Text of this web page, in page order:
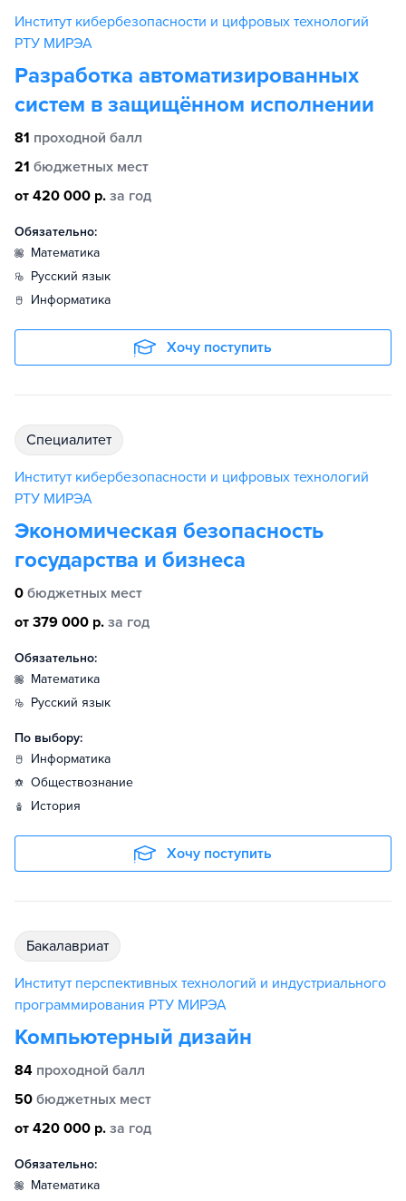
Институт кибербезопасности и цифровых технологий
РТУ МИРЭА
Разработка автоматизированных
систем в защищённом исполнении
81 проходной балл
21 бюджетных мест
от 420 000 р. за год
Обязательно:
математика
русский язык
информатика
Хочу поступить
специалитет
Институт кибербезопасности и цифровых технологий
РТУ МИРЭА
Экономическая безопасность
государства и бизнеса
0 бюджетных мест
от 379 000 р. за год
Обязательно:
математика
русский язык
По выбору:
информатика
обществознание
история
Хочу поступить
бакалавриат
Институт перспективных технологий и индустриального
программирования РТУ МИРЭА
Компьютерный дизайн
84 проходной балл
50 бюджетных мест
от 420 000 р. за год
Обязательно:
математика